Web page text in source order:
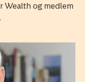
Wealth og medlem